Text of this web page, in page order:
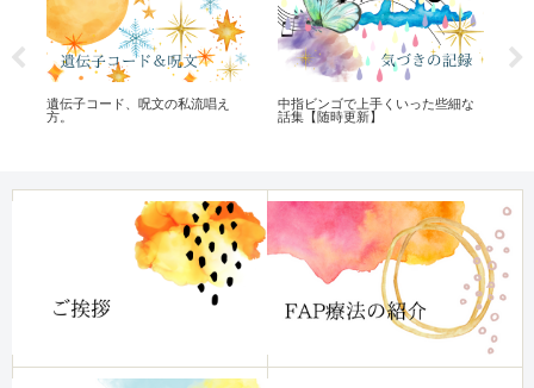
遺伝子コード、呪文の私流唱え
方。
中指ビンゴで上手くいった些細な
話集【随時更新】